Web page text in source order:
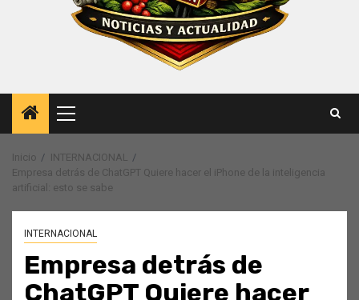
Menú
principal
Inicio
INTERNACIONAL
Empresa detrás de ChatGPT Quiere hacer el iPhone de la inteligencia
artificial: esto se sabe
INTERNACIONAL
Empresa detrás de
ChatGPT Quiere hacer